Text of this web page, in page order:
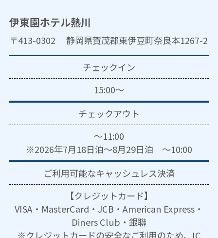
伊東園ホテル熱川
〒413-0302 静岡県賀茂郡東伊豆町奈良本1267-2
チェックイン
15:00～
チェックアウト
～11:00
※2026年7月18日泊～8月29日泊 ～10:00
ご利用可能なキャッシュレス決済
【クレジットカード】
VISA・MasterCard・JCB・American Express・
Diners Club・銀聯
※クレジットカードの安全なご利用のため、IC